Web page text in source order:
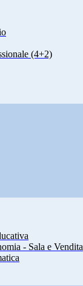
(4+2)
- Sala e Vendita